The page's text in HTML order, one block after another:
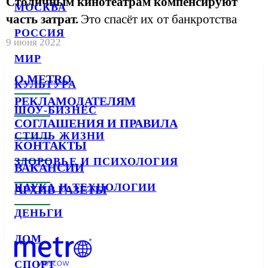
МОСКВА
РОССИЯ
МИР
КУЛЬТУРА
ШОУ-БИЗНЕС
СТИЛЬ ЖИЗНИ
ЗДОРОВЬЕ И ПСИХОЛОГИЯ
НАУКА И ТЕХНОЛОГИИ
ДЕНЬГИ
ДОМ
СПОРТ
часть затрат. Это спасёт их от банкротства
9 июня 2022
О METRO
РЕКЛАМОДАТЕЛЯМ
СОГЛАШЕНИЯ И ПРАВИЛА
КОНТАКТЫ
ВАКАНСИИ
АРХИВ ГАЗЕТЫ